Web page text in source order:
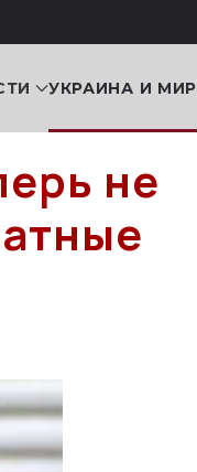
УКРАИНА И МИР
не